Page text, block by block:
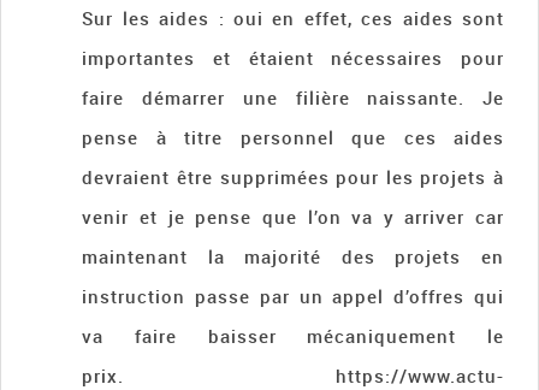
Sur les aides : oui en effet, ces aides sont
importantes et étaient nécessaires pour
faire démarrer une filière naissante. Je
pense à titre personnel que ces aides
devraient être supprimées pour les projets à
venir et je pense que l’on va y arriver car
maintenant la majorité des projets en
instruction passe par un appel d’offres qui
va faire baisser mécaniquement le
prix. https://www.actu-